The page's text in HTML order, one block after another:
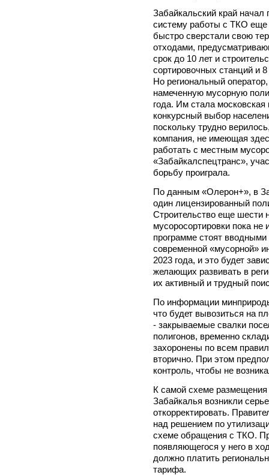
Забайкальский край начал
систему работы с ТКО еще
быстро сверстали свою
отходами,
срок до 10 лет и
сортировочных станций и
Но региональный
намеченную мусорную
года. Им стала
конкурсный выбор
поскольку трудно
компания, не имеющая
работать с местным
«Забайкалспецтранс»,
борьбу проиграла.
По данным «Олерон+», в
один лицензированный
Строительство еще шести
мусоросортировки пока не
программе стоят
современной «мусорной»
2023 года, и это будет
желающих развивать в
их активный и трудный
По информации
что будет вывозиться на
- закрываемые свалки
полигонов, временно
захоронены по всем
вторично. При этом
контроль, чтобы не
К самой схеме размещения
Забайкалья возникли
откорректировать.
над решением по
схеме обращения с ТКО.
появляющегося у него в
должно платить
тарифа.